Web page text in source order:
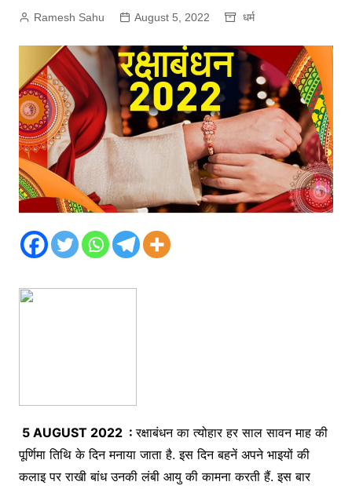
Ramesh Sahu August 5, 2022 धर्म
5AUGUST 2022 :रक्षाबंधन का त्योहार हर साल सावन माह की
पूर्णिमा तिथि के दिन मनाया जाता है. इस दिन बहनें अपने भाइयों की
कलाइ पर राखी बांध उनकी लंबी आयु की कामना करती हैं. इस बार